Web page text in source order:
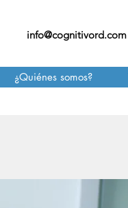
info@cognitivord.com
¿Quiénes somos?